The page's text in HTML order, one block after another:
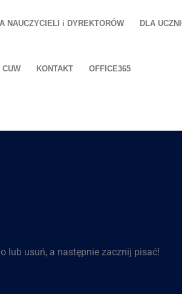
NAUCZYCIELI i DYREKTORÓW DLA
CUW KONTAKT OFFICE365
lub usuń, a następnie zacznij pisać!